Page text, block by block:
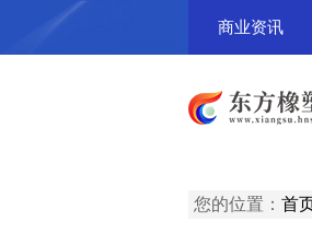
商业资讯
您的位置： 首